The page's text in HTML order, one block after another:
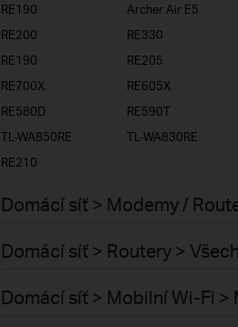
RE190
Archer Air E5
RE200
RE330
RE190
RE205
RE700X
RE605X
RE580D
RE590T
TL-WA850RE
TL-WA830RE
RE210
Domácí síť > Modemy /
Domácí síť > Routery >
Domácí síť > Mobilní Wi-Fi